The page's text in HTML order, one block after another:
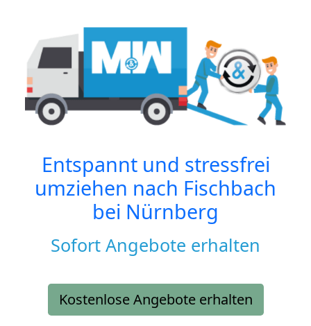
Entspannt und stressfrei
umziehen nach Fischbach
bei Nürnberg
Sofort Angebote erhalten
Kostenlose Angebote erhalten